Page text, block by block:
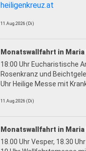
heiligenkreuz.at
11.Aug.2026 (Di)
Monatswallfahrt in Maria
18:00 Uhr Eucharistische
Rosenkranz und
Uhr Heilige Messe mit
11.Aug.2026 (Di)
Monatswallfahrt in Maria
18.00 Uhr Vesper, 18.30